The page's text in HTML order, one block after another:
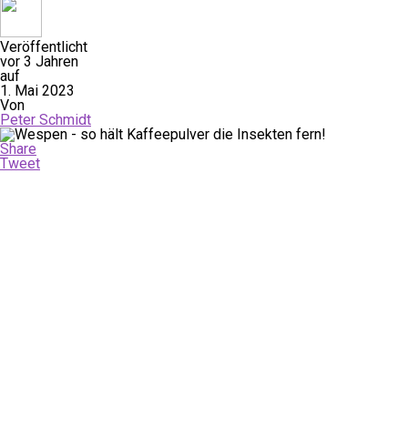
Veröffentlicht
vor 3 Jahren
auf
1. Mai 2023
Von
Peter Schmidt
Share
Tweet